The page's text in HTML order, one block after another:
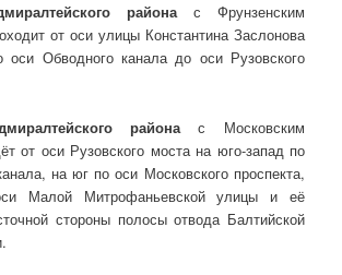
районас Фрунзенским
от оси улицы Константина Заслонова
оси Обводного канала до оси Рузовского
района с Московским
от оси Рузовского моста на юго-запад по
на юг по оси Московского проспекта,
Малой Митрофаньевской улицы и её
стороны полосы отвода Балтийской